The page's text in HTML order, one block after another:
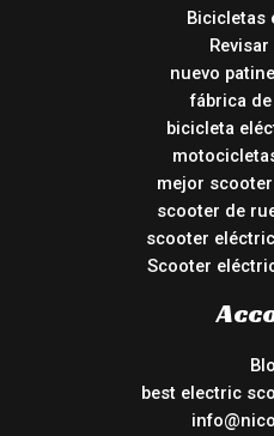
Bicicletas
nuevo
fábrica
bicicleta
mejor
scooter de
scooter
Scooter
best electric